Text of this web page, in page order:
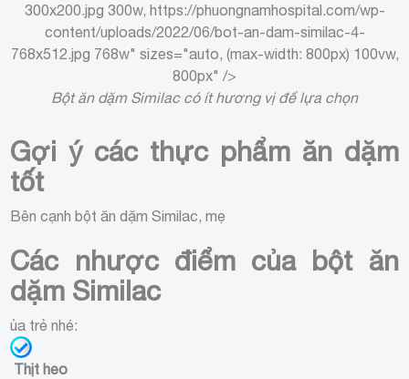
300x200.jpg 300w, https://phuongnamhospital.com/wp-
content/uploads/2022/06/bot-an-dam-similac-4-
768x512.jpg 768w" sizes="auto, (max-width: 800px) 100vw,
800px" />
Bột ăn dặm Similac có ít hương vị để lựa chọn
Gợi ý các thực phẩm ăn dặm
tốt
Bên cạnh bột ăn dặm Similac, mẹ
Các nhược điểm của bột ăn
dặm Similac
ủa trẻ nhé:
Thịt heo